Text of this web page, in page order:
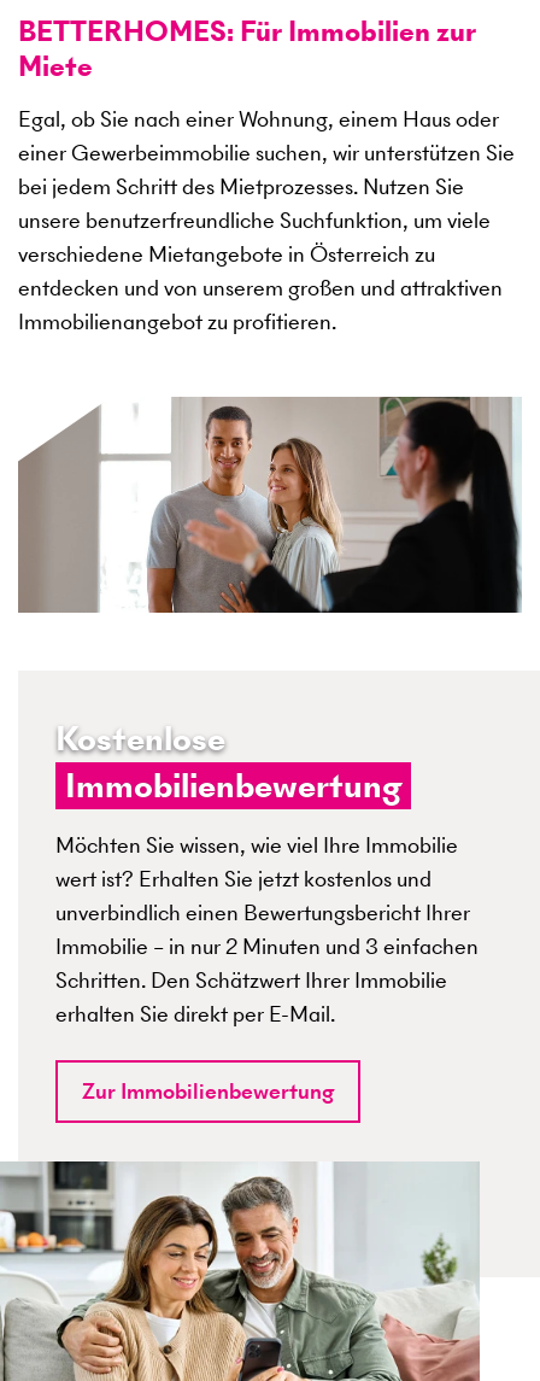
BETTERHOMES: Für Immobilien zur
Miete
Egal, ob Sie nach einer Wohnung, einem Haus oder
einer Gewerbeimmobilie suchen, wir unterstützen Sie
bei jedem Schritt des Mietprozesses. Nutzen Sie
unsere benutzerfreundliche Suchfunktion, um viele
verschiedene Mietangebote in Österreich zu
entdecken und von unserem großen und attraktiven
Immobilienangebot zu profitieren.
Kostenlose
Immobilienbewertung
Möchten Sie wissen, wie viel Ihre Immobilie
wert ist? Erhalten Sie jetzt kostenlos und
unverbindlich einen Bewertungsbericht Ihrer
Immobilie – in nur 2 Minuten und 3 einfachen
Schritten. Den Schätzwert Ihrer Immobilie
erhalten Sie direkt per E-Mail.
Zur Immobilienbewertung